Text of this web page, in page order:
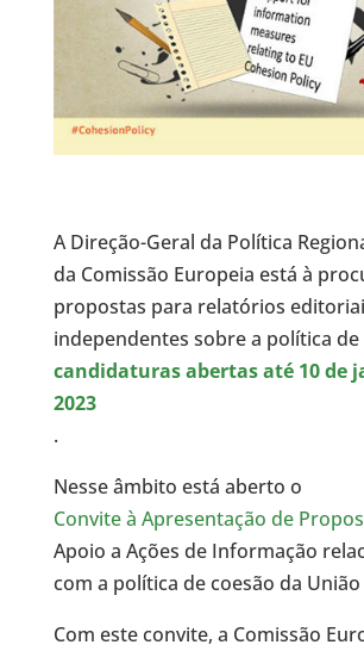
A Direção-Geral da Política
da Comissão Europeia está à
propostas para relatórios
independentes sobre a política de
candidaturas abertas até 10 de
2023
.
Nesse âmbito está aberto o
Convite à Apresentação de
Apoio a Ações de Informação
com a política de coesão da
Com este convite, a Comissão